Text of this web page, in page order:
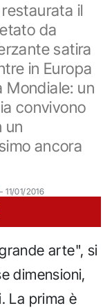
il
da
satira
in Europa
Mondiale: un
convivono
un
ancora
11/01/2016
arte", si
dimensioni,
La prima è